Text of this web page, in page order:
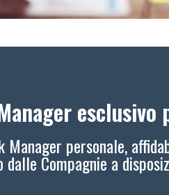
esclusivo
Manager personale,
dalle Compagnie a